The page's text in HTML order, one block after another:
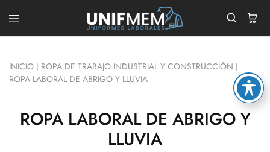
UNIFMEM
Tu
Ropa
Laboral
INICIO | ROPA DE TRABAJO INDUSTRIAL Y CONSTRUCCIÓN |
ROPA LABORAL DE ABRIGO Y LLUVIA
ROPA LABORAL DE ABRIGO Y
LLUVIA